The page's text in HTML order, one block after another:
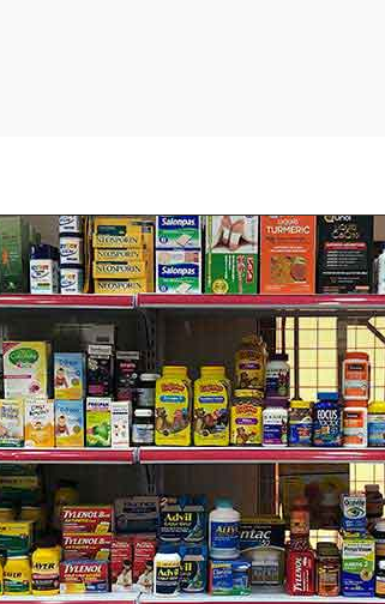
thơm dễ chịu được thanh lọc nên rất tự
xe, giúp không gian xe luôn thơm mát và
Febreze Air